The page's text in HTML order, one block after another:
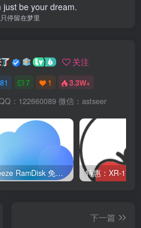
just be your dream.
停留在梦里
关注
81 7 1 3.3W+
：122660089 微信：astseer
Breeze RamDisk 免越狱绕过教程
下一篇